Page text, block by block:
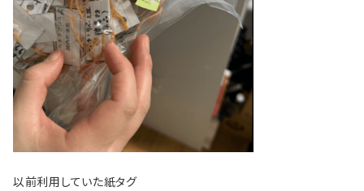
以前利用していた紙タグ